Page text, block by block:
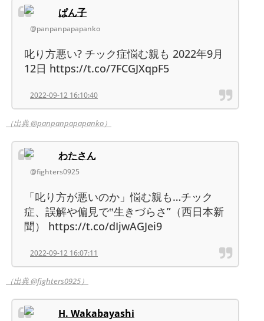
ぱん子
@panpanpapapanko
叱り方悪い? チック症悩む親も 2022年9月
12日 https://t.co/7FCGJXqpF5
2022-09-12 16:10:40
（出典 @panpanpapapanko）
わたさん
@fighters0925
「叱り方が悪いのか」悩む親も…チック
症、誤解や偏見で‟生きづらさ”（西日本新
聞） https://t.co/dIjwAGJei9
2022-09-12 16:07:11
（出典 @fighters0925）
H. Wakabayashi